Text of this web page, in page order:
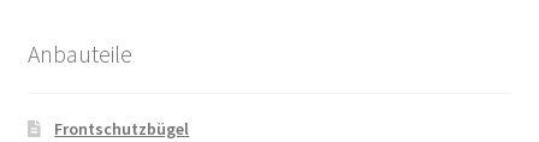
Anbauteile
Frontschutzbügel